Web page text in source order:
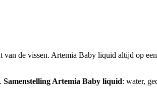
de vissen. Artemia Baby liquid altijd op
Samenstelling Artemia Baby liquid: water,